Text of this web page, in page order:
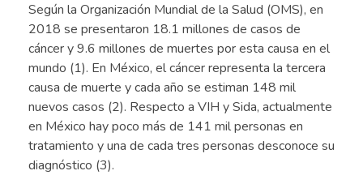
Según la Organización Mundial de la Salud (OMS), en
2018 se presentaron 18.1 millones de casos de
cáncer y 9.6 millones de muertes por esta causa en el
mundo (1). En México, el cáncer representa la tercera
causa de muerte y cada año se estiman 148 mil
nuevos casos (2). Respecto a VIH y Sida, actualmente
en México hay poco más de 141 mil personas en
tratamiento y una de cada tres personas desconoce su
diagnóstico (3).